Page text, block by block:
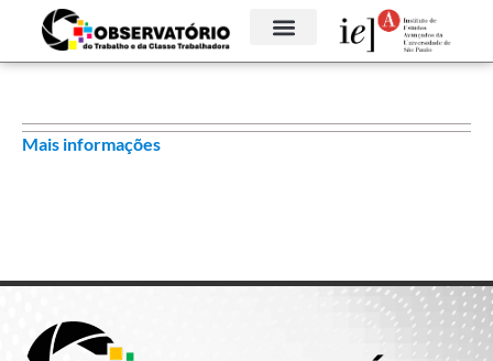
Mais informações